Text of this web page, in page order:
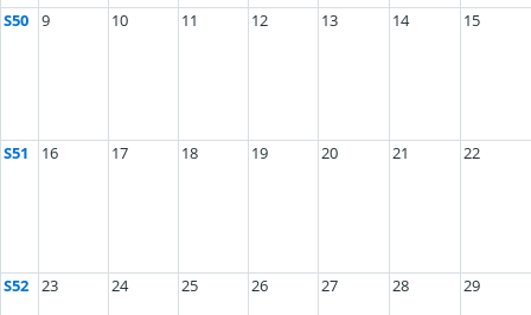
S50 9 10 11 12 13 14 15
S51 16 17 18 19 20 21 22
S52 23 24 25 26 27 28 29